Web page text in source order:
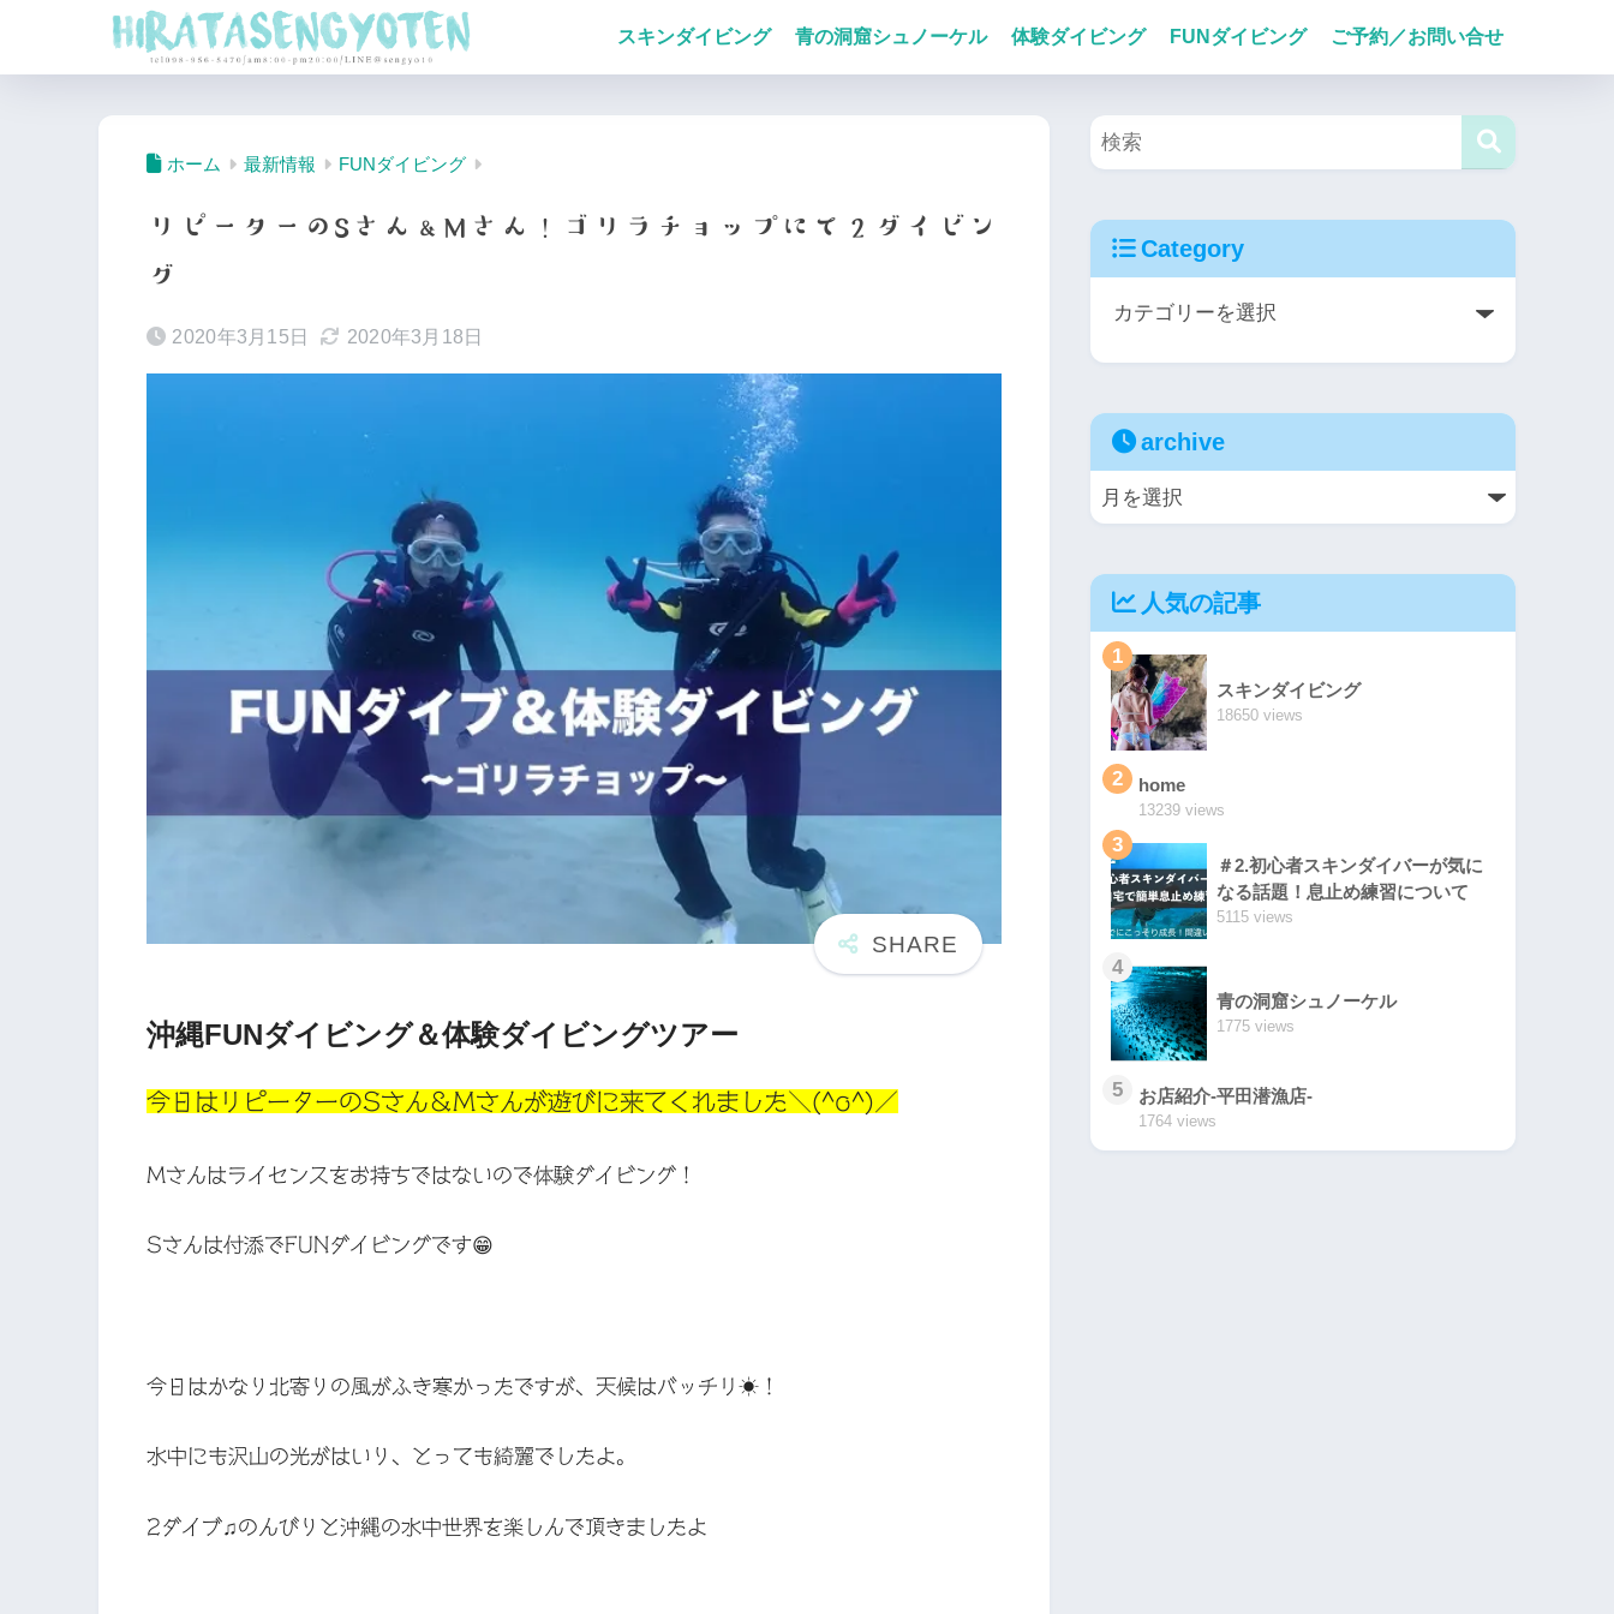
スキンダイビング 青の洞窟シュノーケル 体験ダイビング FUNダイビング ご予約／お問い合せ
ホーム 最新情報 FUNダイビング
リピーターのSさん＆Mさん！ゴリラチョップにて２ダイビン
グ
2020年3月15日 2020年3月18日
沖縄FUNダイビング＆体験ダイビングツアー
今日はリピーターのSさん＆Mさんが遊びに来てくれました＼(^o^)／
Mさんはライセンスをお持ちではないので体験ダイビング！
Sさんは付添でFUNダイビングです😁
今日はかなり北寄りの風がふき寒かったですが、天候はバッチリ☀！
水中にも沢山の光がはいり、とっても綺麗でしたよ。
2ダイブ♫のんびりと沖縄の水中世界を楽しんで頂きましたよ
Category
archive
人気の記事
1
スキンダイビング
18650 views
2 home
13239 views
3
＃2.初心者スキンダイバーが気に
なる話題！息止め練習について
5115 views
4
青の洞窟シュノーケル
1775 views
5 お店紹介-平田潜漁店-
1764 views